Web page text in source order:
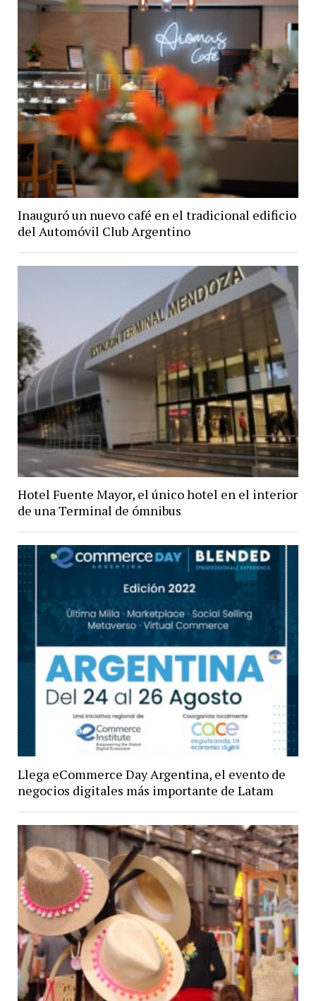
Inauguró un nuevo café en el tradicional edificio
del Automóvil Club Argentino
Hotel Fuente Mayor, el único hotel en el interior
de una Terminal de ómnibus
Llega eCommerce Day Argentina, el evento de
negocios digitales más importante de Latam